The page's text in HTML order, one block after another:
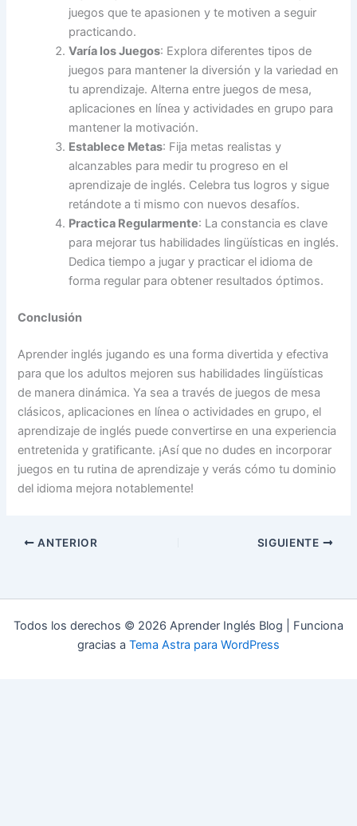
juegos que te apasionen y te motiven a seguir
practicando.
Varía los Juegos: Explora diferentes tipos de
juegos para mantener la diversión y la variedad en
tu aprendizaje. Alterna entre juegos de mesa,
aplicaciones en línea y actividades en grupo para
mantener la motivación.
Establece Metas: Fija metas realistas y
alcanzables para medir tu progreso en el
aprendizaje de inglés. Celebra tus logros y sigue
retándote a ti mismo con nuevos desafíos.
Practica Regularmente: La constancia es clave
para mejorar tus habilidades lingüísticas en inglés.
Dedica tiempo a jugar y practicar el idioma de
forma regular para obtener resultados óptimos.
Conclusión
Aprender inglés jugando es una forma divertida y efectiva
para que los adultos mejoren sus habilidades lingüísticas
de manera dinámica. Ya sea a través de juegos de mesa
clásicos, aplicaciones en línea o actividades en grupo, el
aprendizaje de inglés puede convertirse en una experiencia
entretenida y gratificante. ¡Así que no dudes en incorporar
juegos en tu rutina de aprendizaje y verás cómo tu dominio
del idioma mejora notablemente!
ANTERIOR SIGUIENTE
Todos los derechos © 2026 Aprender Inglés Blog | Funciona
gracias a Tema Astra para WordPress